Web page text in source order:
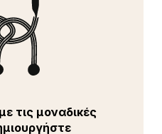
τις μοναδικές